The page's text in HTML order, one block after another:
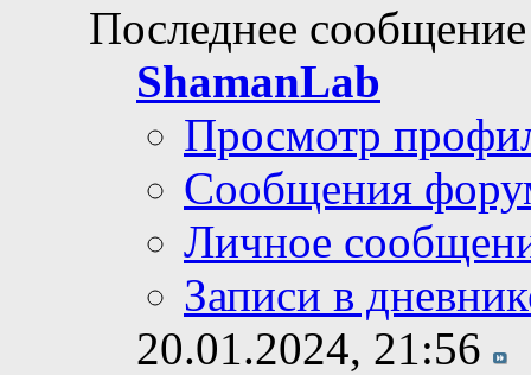
Последнее
ShamanLab
Просмотр
Сообщения
Личное
Записи в
20.01.2024, 21:56